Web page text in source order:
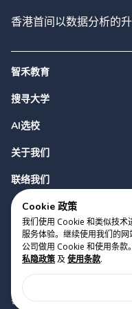
香港首间以数据分析的
智禾教育
搜寻大学
AI选校
关于我们
联络我们
版权 2023 Cyclopes® •
香港铜锣湾勿地臣街1号时代广
Cookie 政策
我们使用 Cookie 和类似技术
服务体验。继续使用我们的
公司做用 Cookie 和使用条款
私隐政策及 使用条款.